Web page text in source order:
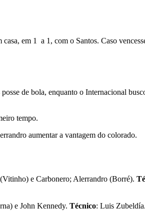
em 1 a 1, com o Santos. Caso
de bola, enquanto o Internacional
tempo.
aumentar a vantagem do colorado.
e Carbonero; Alerrandro (Borré).
e John Kennedy. Técnico: Luis Zubeldía.